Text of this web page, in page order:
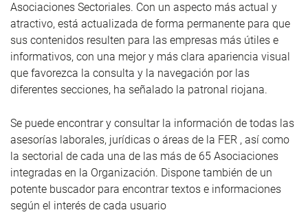
Asociaciones Sectoriales. Con un aspecto más actual y
atractivo, está actualizada de forma permanente para que
sus contenidos resulten para las empresas más útiles e
informativos, con una mejor y más clara apariencia visual
que favorezca la consulta y la navegación por las
diferentes secciones, ha señalado la patronal riojana.
Se puede encontrar y consultar la información de todas las
asesorías laborales, jurídicas o áreas de la FER , así como
la sectorial de cada una de las más de 65 Asociaciones
integradas en la Organización. Dispone también de un
potente buscador para encontrar textos e informaciones
según el interés de cada usuario